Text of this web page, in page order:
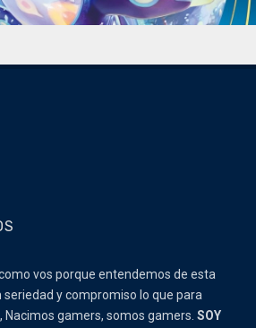
vos porque entendemos de esta
y compromiso lo que para
Nacimos gamers, somos gamers. SOY